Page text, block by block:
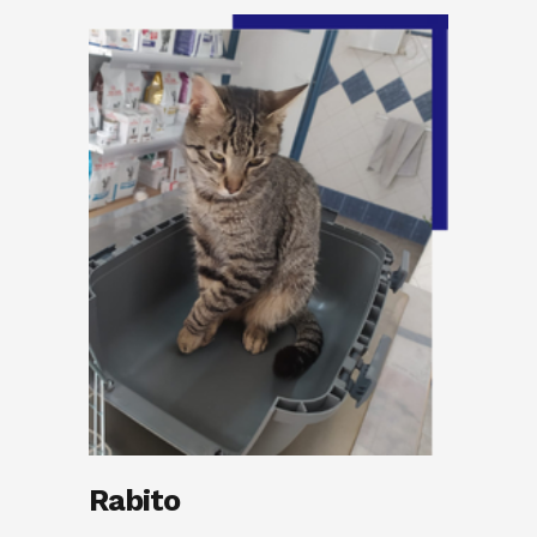
Rabito